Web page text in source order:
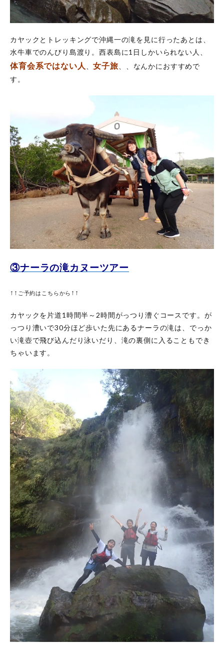
カヤックとトレッキングで沖縄一の滝を見に行ったあとは、
水牛車でのんびり島渡り。西表島に1日しかいられない人、
体育会系ではない人 、女子旅 、、なんかにおすすめで
す。
③ナーラの滝カヌーツアー
↑↑ ご予約はこちらから ↑↑
カヤックを片道1時間半～2時間がっつり漕ぐコースです。が
っつり漕いで30分ほど歩いた先にあるナーラの滝は、でっか
い滝壺で飛び込んだり泳いだり、滝の裏側に入ることもでき
ちゃいます。